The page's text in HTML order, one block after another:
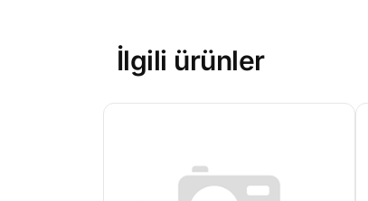
İlgili ürünler